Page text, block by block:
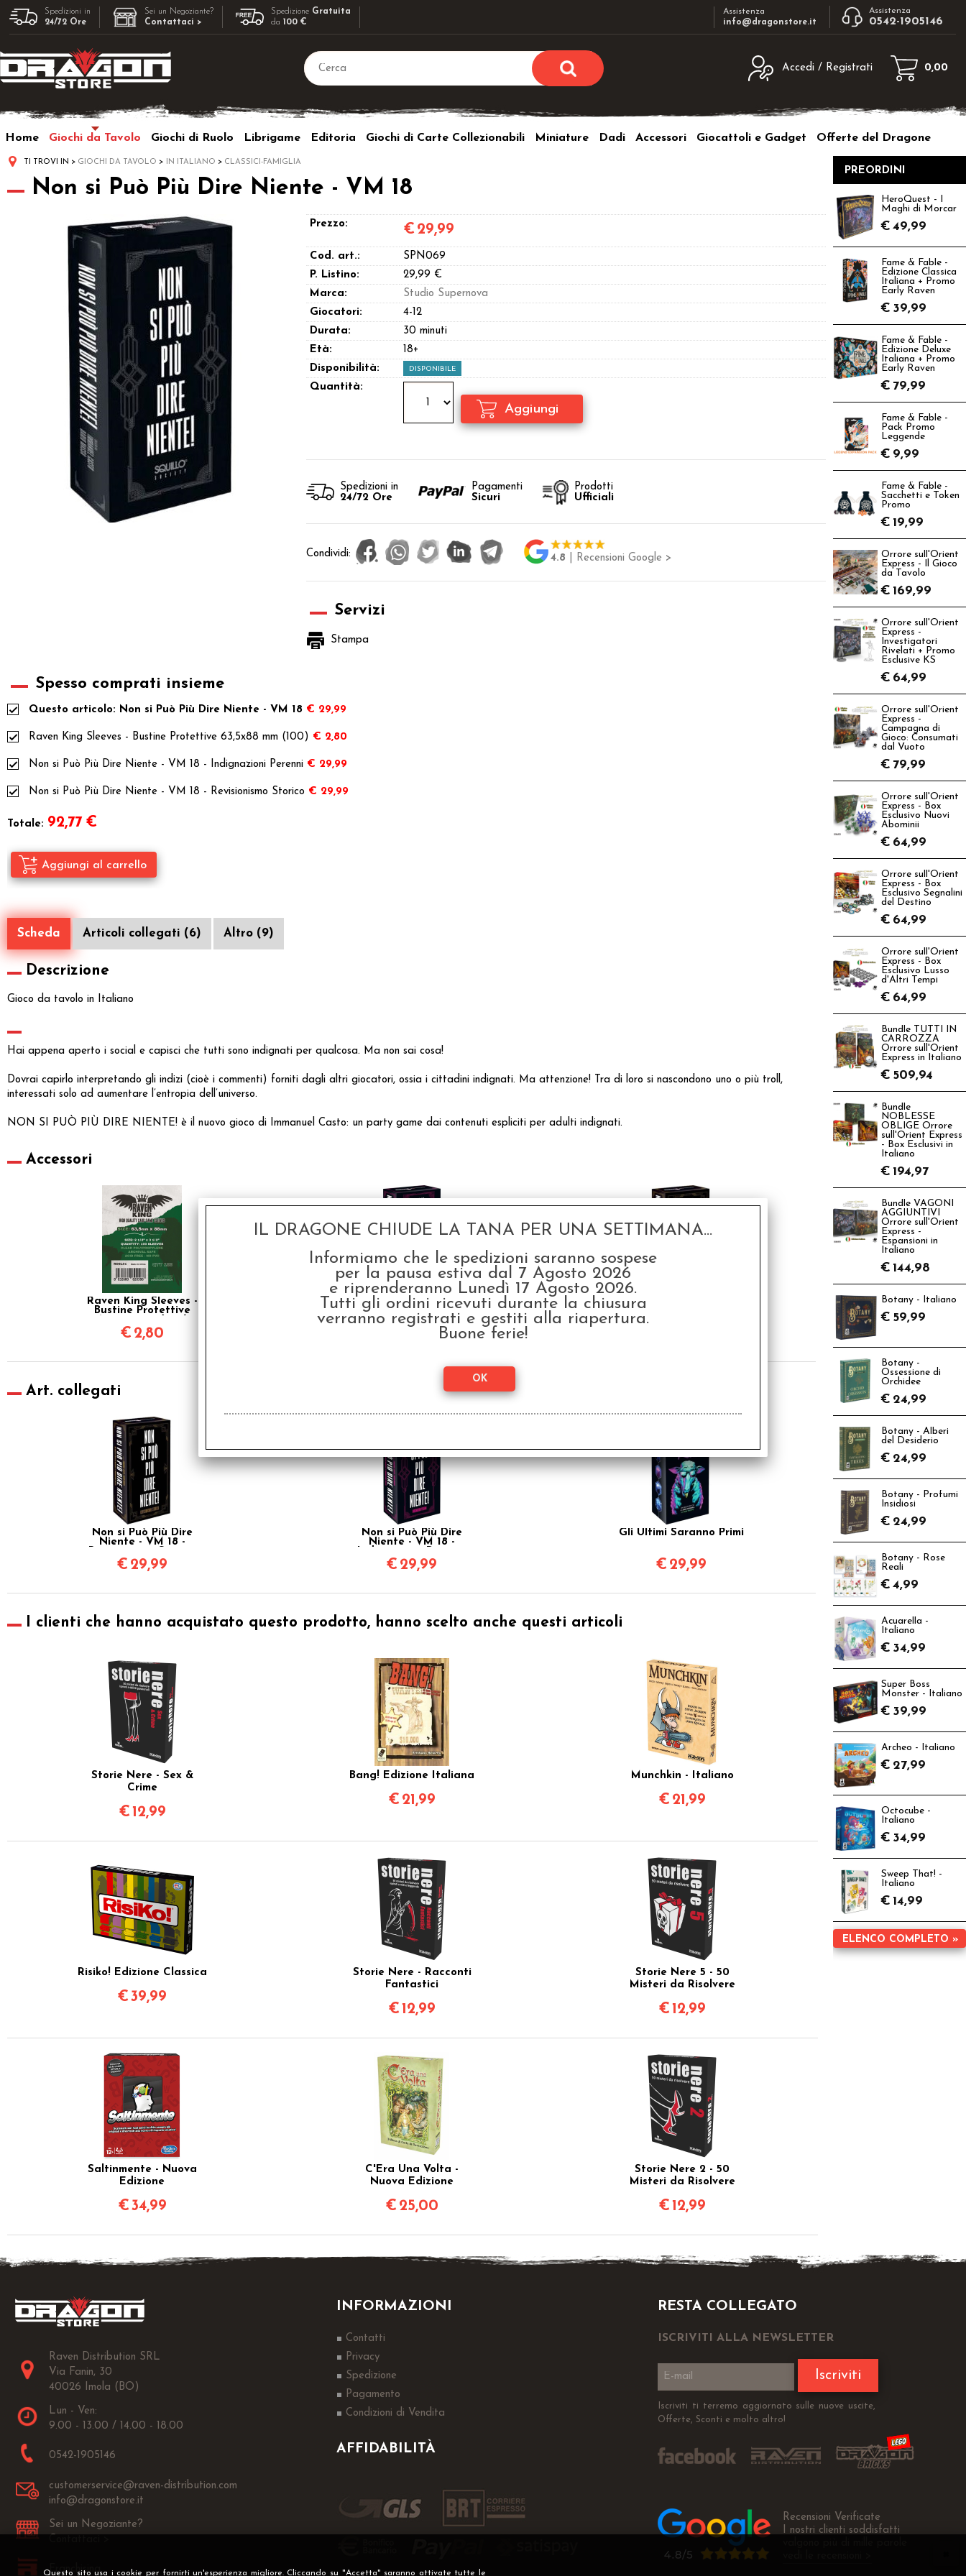
Questo sito usa i cookie per fornirti un'esperienza migliore. Cliccando su "Accetta" saranno attivate tutte le
Spedizioni in
24/72 Ore
Sei un Negoziante?
Contattaci >
Spedizione Gratuita
da100 €
Assistenza
info@dragonstore.it
Assistenza
0542-1905146
Accedi / Registrati
utente e la password e poi clicca sul
Password:
sito clicca sul pulsante "Registrati"
0,00
Home Giochi da Tavolo Giochi di Ruolo Librigame Editoria Giochi di Carte Collezionabili Miniature Dadi Accessori Giocattoli e Gadget Offerte del Dragone
TI TROVI IN GIOCHI DA TAVOLO IN ITALIANO CLASSICI-FAMIGLIA
Non si Può Più Dire Niente - VM 18
Prezzo: € 29,99
Cod. art.:
SPN069
P. Listino:
29,99 €
Marca:
Studio Supernova
Giocatori:
4-12
Durata:
30 minuti
Età:
18+
Disponibilità:
DISPONIBILE
Quantità:
Spedizioni in
24/72 Ore
Pagamenti
Sicuri
Prodotti
Ufficiali
Condividi: 4.8 | Recensioni Google >
Servizi
Stampa
Spesso comprati insieme
Questo articolo: Non si Può Più Dire Niente - VM 18 € 29,99
Raven King Sleeves - Bustine Protettive 63,5x88 mm (100) € 2,80
Non si Può Più Dire Niente - VM 18 - Indignazioni Perenni € 29,99
Non si Può Più Dire Niente - VM 18 - Revisionismo Storico € 29,99
Totale: 92,77 €
Scheda Articoli collegati (6) Altro (9)
Descrizione
Gioco da tavolo in Italiano
Hai appena aperto i social e capisci che tutti sono indignati per qualcosa. Ma non sai cosa!
Dovrai capirlo interpretando gli indizi (cioè i commenti) forniti dagli altri giocatori, ossia i cittadini indignati. Ma attenzione! Tra di loro si nascondono uno o più troll,
interessati solo ad aumentare l’entropia dell’universo.
NON SI PUÒ PIÙ DIRE NIENTE! è il nuovo gioco di Immanuel Casto: un party game dai contenuti espliciti per adulti indignati.
Accessori
Raven King Sleeves -
Bustine Protettive
€ 2,80
Non si Può Più Dire
Niente - VM 18 -
Indignazioni Perenni
Non si Può Più Dire
Niente - VM 18 -
Revisionismo Storico
Art. collegati
Non si Può Più Dire
Niente - VM 18 -
€ 29,99
Non si Può Più Dire
Niente - VM 18 -
€ 29,99
Gli Ultimi Saranno Primi
€ 29,99
I clienti che hanno acquistato questo prodotto, hanno scelto anche questi articoli
Storie Nere - Sex &
Crime
€ 12,99
Bang! Edizione Italiana
€ 21,99
Munchkin - Italiano
€ 21,99
Risiko! Edizione Classica
€39,99
Storie Nere - Racconti
Fantastici
€ 12,99
Storie Nere 5 - 50
Misteri da Risolvere
€ 12,99
Saltinmente - Nuova
Edizione
€34,99
C'Era Una Volta -
Nuova Edizione
€ 25,00
Storie Nere 2 - 50
Misteri da Risolvere
€ 12,99
PREORDINI
HeroQuest - I
Maghi di Morcar
€ 49,99
Fame & Fable -
Edizione Classica
Italiana + Promo
Early Raven
€ 39,99
Fame & Fable -
Edizione Deluxe
Italiana + Promo
Early Raven
€ 79,99
Fame & Fable -
Pack Promo
Leggende
€ 9,99
Fame & Fable -
Sacchetti e Token
Promo
€ 19,99
Orrore sull'Orient
Express - Il Gioco
da Tavolo
€ 169,99
Orrore sull'Orient
Express -
Investigatori
Rivelati + Promo
Esclusive KS
€ 64,99
Orrore sull'Orient
Express -
Campagna di
Gioco: Consumati
dal Vuoto
€ 79,99
Orrore sull'Orient
Express - Box
Esclusivo Nuovi
Abominii
€ 64,99
Orrore sull'Orient
Express - Box
Esclusivo Segnalini
del Destino
€ 64,99
Orrore sull'Orient
Express - Box
Esclusivo Lusso
d'Altri Tempi
€ 64,99
Bundle TUTTI IN
CARROZZA
Orrore sull'Orient
Express in Italiano
€ 509,94
Bundle
NOBLESSE
OBLIGE Orrore
sull'Orient Express
- Box Esclusivi in
Italiano
€ 194,97
Bundle VAGONI
AGGIUNTIVI
Orrore sull'Orient
Express -
Espansioni in
Italiano
€ 144,98
Botany - Italiano
€ 59,99
Botany -
Ossessione di
Orchidee
€ 24,99
Botany - Alberi
del Desiderio
€ 24,99
Botany - Profumi
Insidiosi
€ 24,99
Botany - Rose
Reali
€ 4,99
Acuarella -
Italiano
€ 34,99
Super Boss
Monster - Italiano
€ 39,99
Archeo - Italiano
€ 27,99
Octocube -
Italiano
€ 34,99
Sweep That! -
Italiano
€ 14,99
ELENCO COMPLETO »
Raven Distribution SRL
Via Fanin, 30
40026 Imola (BO)
Lun - Ven:
9.00 - 13.00 / 14.00 - 18.00
0542-1905146
customerservice@raven-distribution.com
info@dragonstore.it
Sei un Negoziante?
Franchising
INFORMAZIONI
Contatti
Privacy
Spedizione
Pagamento
Condizioni di Vendita
AFFIDABILITÀ
RESTA COLLEGATO
ISCRIVITI ALLA NEWSLETTER
Iscriviti
Iscriviti ti terremo aggiornato sulle nuove uscite,
Offerte, Sconti e molto altro!
Recensioni Verificate
I nostri clienti soddisfatti
IL DRAGONE CHIUDE LA TANA PER UNA SETTIMANA...
Informiamo che le spedizioni saranno sospese
per la pausa estiva dal 7 Agosto 2026
e riprenderanno Lunedì 17 Agosto 2026.
Tutti gli ordini ricevuti durante la chiusura
verranno registrati e gestiti alla riapertura.
Buone ferie!